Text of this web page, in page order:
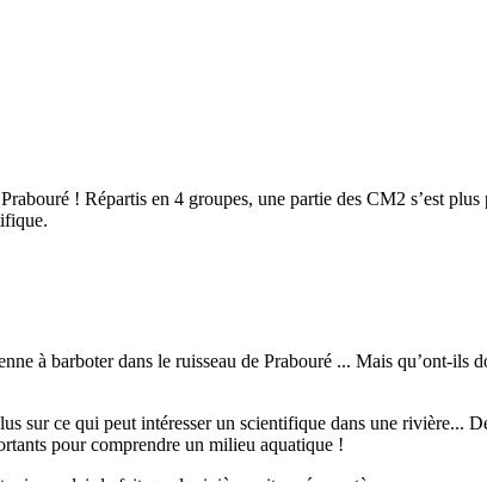
! Répartis en 4 groupes, une partie des CM2 s’est
à barboter dans le ruisseau de Prabouré ... Mais qu’ont-ils
sur ce qui peut intéresser un scientifique dans une rivière...
pour comprendre un milieu aquatique !